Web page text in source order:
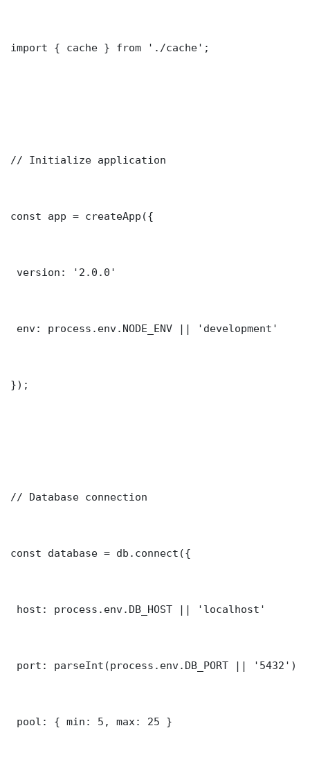
import { cache } from './cache';
// Initialize application
const app = createApp({
version: '2.0.0'
env: process.env.NODE_ENV || 'development'
});
// Database connection
const database = db.connect({
host: process.env.DB_HOST || 'localhost'
port: parseInt(process.env.DB_PORT || '5432')
pool: { min: 5, max: 25 }